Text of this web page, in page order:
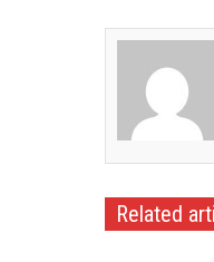
Related